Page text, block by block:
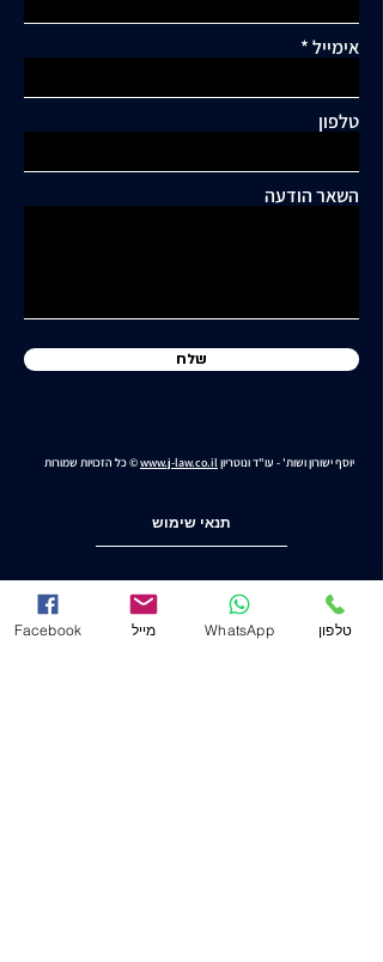
כלואה ובסיכון תחבורתי
תגובות
אימייל
טלפון
השאר הודעה
שלח
יוסף ישורון ושות' - עו"ד ונוטריוןwww.j-law.co.il© כל הזכויות שמורות
תנאי שימוש
מדיניות ופרטיות
Facebook מייל WhatsApp טלפון